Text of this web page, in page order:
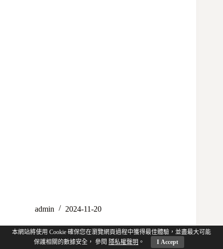
admin 2024-11-20
本網站將使用 Cookie 確保您在瀏覽網頁過程中獲得最佳體驗，並盡最大可能
保護相關的數據安全， 參閱 隱私權聲明 。 I Accept